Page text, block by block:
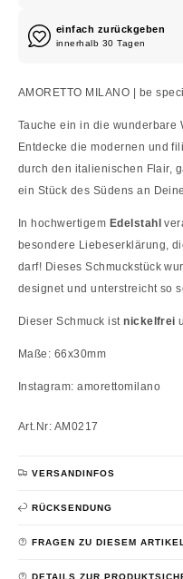
einfach zurückgeben
innerhalb 30 Tagen
AMORETTO MILANO | be
Tauche ein in die wunderbare
Entdecke die modernen und
durch den italienischen Flair,
ein Stück des Südens an
In hochwertigem Edelstahl
besondere Liebeserklärung,
darf! Dieses Schmuckstück
designet und unterstreicht so
Dieser Schmuck istnickelfrei
Maße: 66x30mm
Instagram: amorettomilano
Art.Nr: AM0217
VERSANDINFOS
RÜCKSENDUNG
FRAGEN ZU DIESEM
DETAILS ZUR